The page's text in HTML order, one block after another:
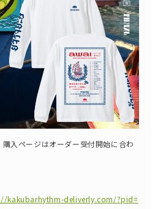
入ページはオーダー受付開始に合わ
kakubarhythm-deliverly.com/?pid=